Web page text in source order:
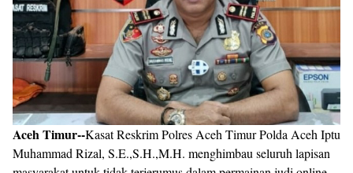
Aceh Timur--Kasat Reskrim Polres Aceh Timur Polda Aceh Iptu
Muhammad Rizal, S.E.,S.H.,M.H. menghimbau seluruh lapisan